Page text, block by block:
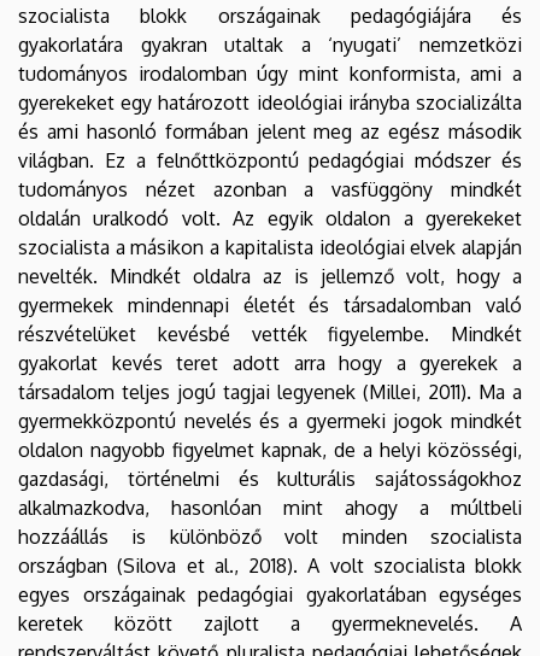
szocialista blokk országainak pedagógiájára és
gyakorlatára gyakran utaltak a ‘nyugati’ nemzetközi
tudományos irodalomban úgy mint konformista, ami a
gyerekeket egy határozott ideológiai irányba szocializálta
és ami hasonló formában jelent meg az egész második
világban. Ez a felnőttközpontú pedagógiai módszer és
tudományos nézet azonban a vasfüggöny mindkét
oldalán uralkodó volt. Az egyik oldalon a gyerekeket
szocialista a másikon a kapitalista ideológiai elvek alapján
nevelték. Mindkét oldalra az is jellemző volt, hogy a
gyermekek mindennapi életét és társadalomban való
részvételüket kevésbé vették figyelembe. Mindkét
gyakorlat kevés teret adott arra hogy a gyerekek a
társadalom teljes jogú tagjai legyenek (Millei, 2011). Ma a
gyermekközpontú nevelés és a gyermeki jogok mindkét
oldalon nagyobb figyelmet kapnak, de a helyi közösségi,
gazdasági, történelmi és kulturális sajátosságokhoz
alkalmazkodva, hasonlóan mint ahogy a múltbeli
hozzáállás is különböző volt minden szocialista
országban (Silova et al., 2018). A volt szocialista blokk
egyes országainak pedagógiai gyakorlatában egységes
keretek között zajlott a gyermeknevelés. A